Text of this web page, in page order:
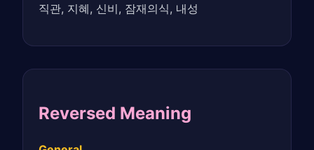
직관, 지혜, 신비, 잠재의식, 내성
Reversed Meaning